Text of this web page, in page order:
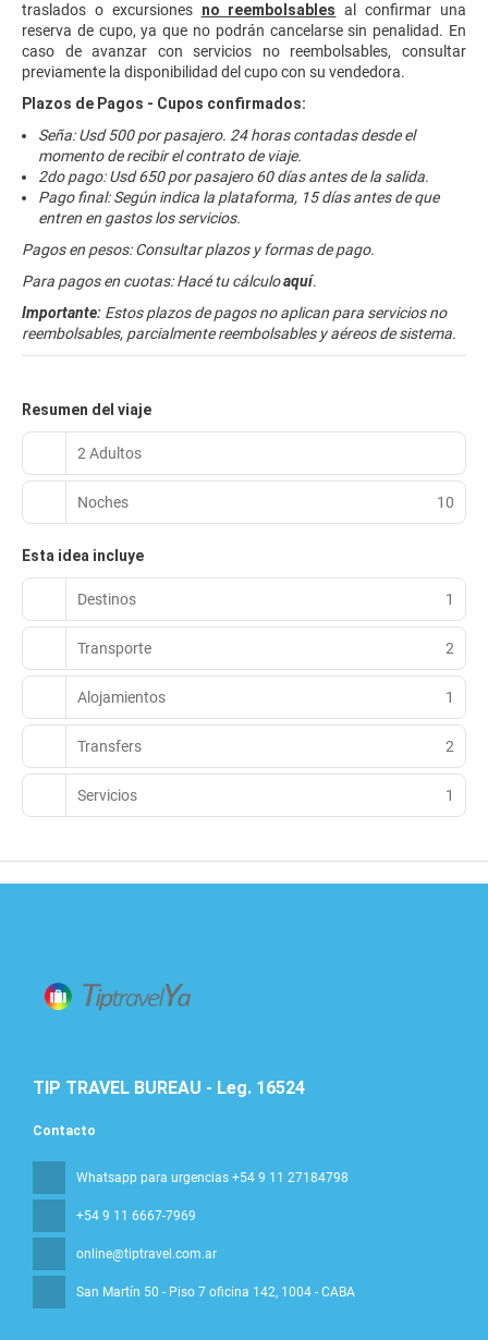
traslados o excursiones no reembolsables al confirmar una
reserva de cupo, ya que no podrán cancelarse sin penalidad. En
caso de avanzar con servicios no reembolsables, consultar
previamente la disponibilidad del cupo con su vendedora.
Plazos de Pagos - Cupos confirmados:
Seña: Usd 500 por pasajero. 24 horas contadas desde el
momento de recibir el contrato de viaje.
2do pago: Usd 650 por pasajero 60 días antes de la salida.
Pago final: Según indica la plataforma, 15 días antes de que
entren en gastos los servicios.
Pagos en pesos: Consultar plazos y formas de pago.
Para pagos en cuotas: Hacé tu cálculoaquí.
Importante: Estos plazos de pagos no aplican para servicios no
reembolsables, parcialmente reembolsables y aéreos de sistema.
Resumen del viaje
2 Adultos
Noches 10
Esta idea incluye
Destinos 1
Transporte 2
Alojamientos 1
Transfers 2
Servicios 1
TIP TRAVEL BUREAU - Leg. 16524
Contacto
Whatsapp para urgencias +54 9 11 27184798
+54 9 11 6667-7969
online@tiptravel.com.ar
San Martín 50 - Piso 7 oficina 142, 1004 - CABA